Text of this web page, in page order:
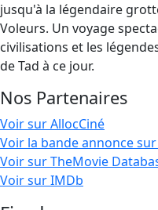
jusqu'à la légendaire
Voleurs. Un voyage
civilisations et les
de Tad à ce jour.
Nos Partenaires
Voir sur AllocCiné
Voir la bande annonce
Voir sur TheMovie
Voir sur IMDb